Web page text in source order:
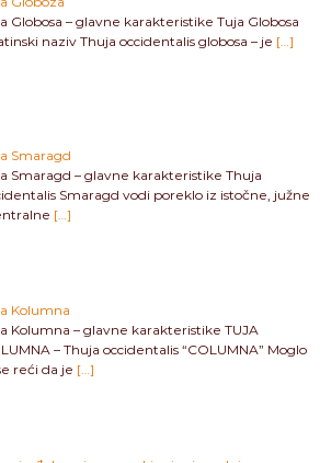
Globosa – glavne karakteristike Tuja Globosa
naziv Thuja occidentalis globosa – je […]
Smaragd
Smaragd – glavne karakteristike Thuja
Smaragd vodi poreklo iz istočne, južne
[…]
Kolumna
Kolumna – glavne karakteristike TUJA
– Thuja occidentalis “COLUMNA” Moglo
reći da je […]